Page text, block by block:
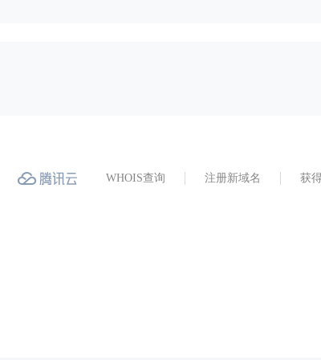
WHOIS查询 注册新域名 获